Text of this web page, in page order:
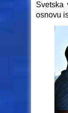
Svetska
osnovu